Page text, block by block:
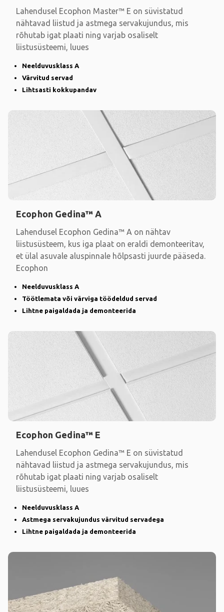
Lahendusel Ecophon Master™ E on süvistatud
nähtavad liistud ja astmega servakujundus, mis
rõhutab igat plaati ning varjab osaliselt
liistusüsteemi, luues
Neelduvusklass A
Värvitud servad
Lihtsasti kokkupandav
Ecophon Gedina™ A
Lahendusel Ecophon Gedina™ A on nähtav
liistusüsteem, kus iga plaat on eraldi demonteeritav,
et ülal asuvale aluspinnale hõlpsasti juurde pääseda.
Ecophon
Neelduvusklass A
Töötlemata või värviga töödeldud servad
Lihtne paigaldada ja demonteerida
Ecophon Gedina™ E
Lahendusel Ecophon Gedina™ E on süvistatud
nähtavad liistud ja astmega servakujundus, mis
rõhutab igat plaati ning varjab osaliselt
liistusüsteemi, luues
Neelduvusklass A
Astmega servakujundus värvitud servadega
Lihtne paigaldada ja demonteerida